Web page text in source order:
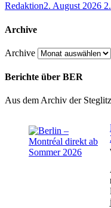
Redaktion2. August 2026
Archive
Archive
Berichte über BER
Aus dem Archiv der